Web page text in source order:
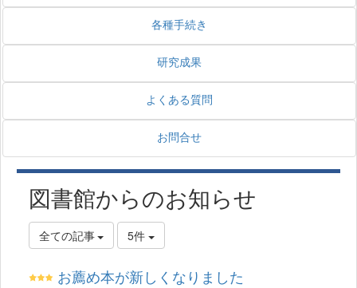
各種手続き
研究成果
よくある質問
お問合せ
図書館からのお知らせ
全ての記事 5件
お薦め本が新しくなりました